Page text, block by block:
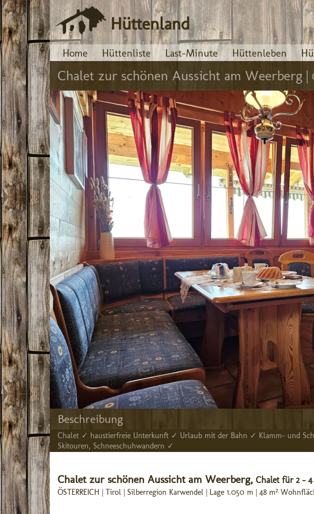
Hüttenland
Home Hüttenliste Last-Minute Hüttenleben
Chalet zur schönen Aussicht am Weerberg |
Beschreibung
Chalet ✓ haustierfreie Unterkunft ✓ Urlaub mit der Bahn ✓ Klamm- und
Skitouren, Schneeschuhwandern ✓
Chalet zur schönen Aussicht am Weerberg, Chalet für 2 - 4
ÖSTERREICH | Tirol | Silberregion Karwendel | Lage 1.050 m | 48 m²